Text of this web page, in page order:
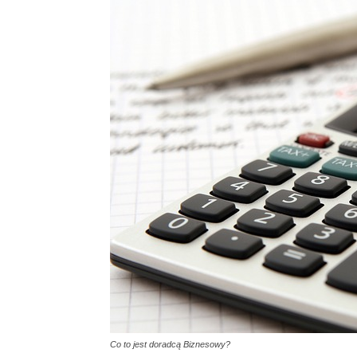
Co to jest doradcą Biznesowy?